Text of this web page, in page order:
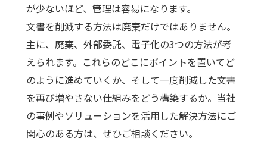
が少ないほど、管理は容易になります。
文書を削減する方法は廃棄だけではありません。
主に、廃棄、外部委託、電子化の3つの方法が考
えられます。これらのどこにポイントを置いてど
のように進めていくか、そして一度削減した文書
を再び増やさない仕組みをどう構築するか。当社
の事例やソリューションを活用した解決方法にご
関心のある方は、ぜひご相談ください。